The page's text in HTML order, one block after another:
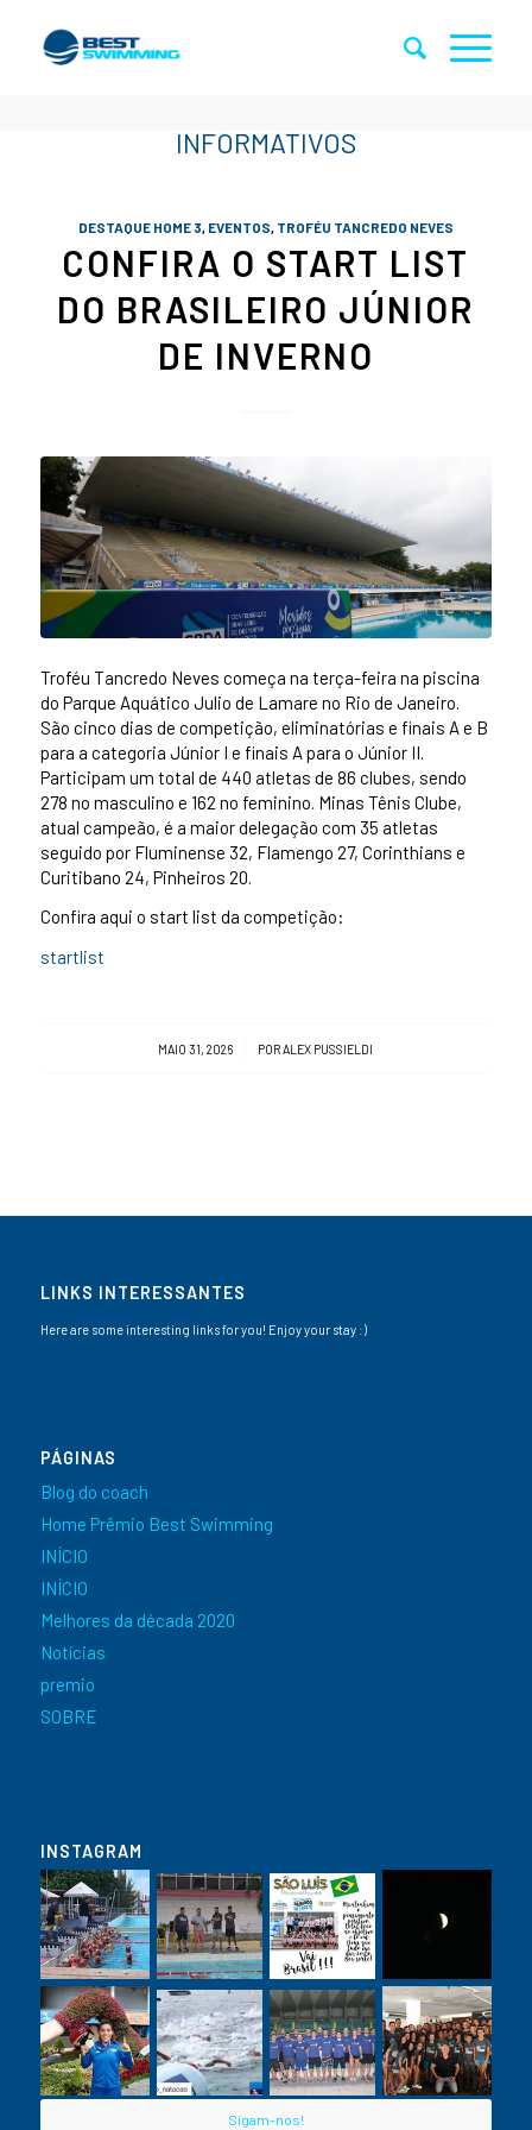
DESTAQUE HOME 3, EVENTOS, TROFÉU TANCREDO NEVES
CONFIRA O START LIST
DO BRASILEIRO JÚNIOR
DE INVERNO
Troféu Tancredo Neves começa na terça-feira na piscina
do Parque Aquático Julio de Lamare no Rio de Janeiro.
São cinco dias de competição, eliminatórias e finais A e B
para a categoria Júnior I e finais A para o Júnior II.
Participam um total de 440 atletas de 86 clubes, sendo
278 no masculino e 162 no feminino. Minas Tênis Clube,
atual campeão, é a maior delegação com 35 atletas
seguido por Fluminense 32, Flamengo 27, Corinthians e
Curitibano 24, Pinheiros 20.
Confira aqui o start list da competição:
startlist
MAIO 31, 2026
/ PORALEX PUSSIELDI
LINKS INTERESSANTES
Here are some interesting links for you! Enjoy your stay :)
PÁGINAS
Blog do coach
Home Prêmio Best Swimming
INÍCIO
INÍCIO
Melhores da década 2020
Notícias
premio
SOBRE
INSTAGRAM
Sigam-nos!